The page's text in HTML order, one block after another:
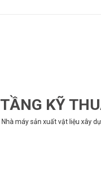
KỸ
máy sản xuất vật liệu xây